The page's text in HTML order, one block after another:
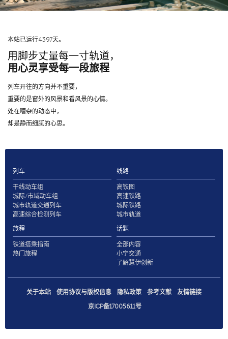
本站已运行4397天。
用脚步丈量每一寸轨道，
用心灵享受每一段旅程
列车开往的方向并不重要，
重要的是窗外的风景和看风景的心情。
处在嘈杂的动态中，
却是静而细腻的心思。
列车
干线动车组
城际/市域动车组
城市轨道交通列车
高速综合检测列车
线路
高铁图
高速铁路
城际铁路
城市轨道
旅程
铁道搭乘指南
热门旅程
话题
全部内容
小宁交通
了解慧伊创新
关于本站 使用协议与版权信息 隐私政策 参考文献
友情链接
京ICP备17005611号